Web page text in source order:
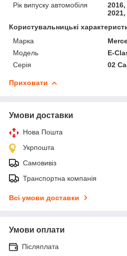
Рік випуску автомобіля
Користувальницькі
Марка
Модель
E-
Серія
02
Приховати
Умови доставки
Нова Пошта
Укрпошта
Самовивіз
Транспортна компанія
Всі умови доставки
Умови оплати
Післяплата